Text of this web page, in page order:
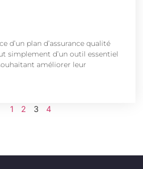
d’un plan d’assurance qualité
simplement d’un outil essentiel
améliorer leur
1 2 3 4